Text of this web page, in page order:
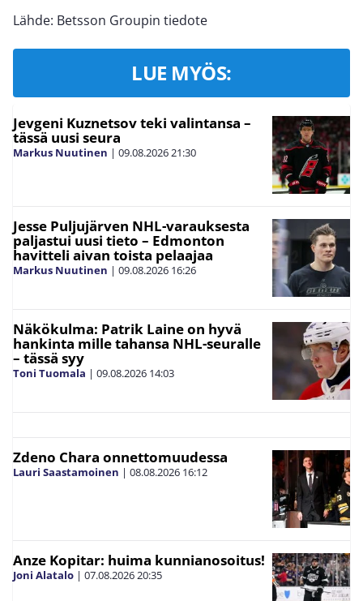
Lähde: Betsson Groupin tiedote
LUE MYÖS:
Jevgeni Kuznetsov teki valintansa –
tässä uusi seura
Markus Nuutinen | 09.08.202621:30
Jesse Puljujärven NHL-varauksesta
paljastui uusi tieto – Edmonton
havitteli aivan toista pelaajaa
Markus Nuutinen | 09.08.2026 16:26
Näkökulma: Patrik Laine on hyvä
hankinta mille tahansa NHL-seuralle
– tässä syy
Toni Tuomala | 09.08.2026 14:03
Zdeno Chara onnettomuudessa
Lauri Saastamoinen | 08.08.2026 16:12
Anze Kopitar: huima kunnianosoitus!
Joni Alatalo | 07.08.202620:35